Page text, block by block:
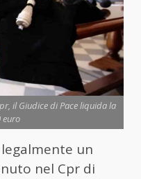
il Giudice di Pace liquida la
euro
un
nel Cpr di